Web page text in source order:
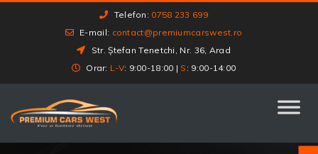
Telefon: 0758 233 699
E-mail: contact@premiumcarswest.ro
Str. Ștefan Tenetchi, Nr. 36, Arad
Orar: L-V: 9:00-18:00 | S : 9:00-14:00